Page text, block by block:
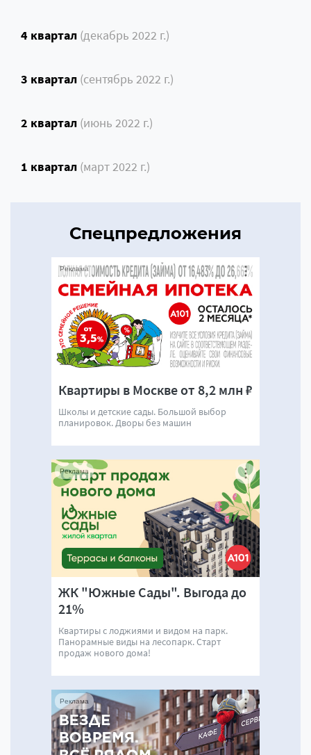
4 квартал (декабрь 2022 г.)
3 квартал (сентябрь 2022 г.)
2 квартал (июнь 2022 г.)
1 квартал (март 2022 г.)
Спецпредложения
Квартиры в Москве от 8,2 млн ₽
Школы и детские сады. Большой выбор
планировок. Дворы без машин
Реклама
ЖК "Южные Сады". Выгода до
21%
Квартиры с лоджиями и видом на парк.
Панорамные виды на лесопарк. Старт
продаж нового дома!
Реклама
Реклама